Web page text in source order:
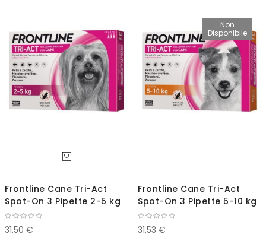
Frontline Cane Tri-Act
Spot-On 3 Pipette 2-5 kg
31,50 €
Non
Disponibile
Frontline Cane Tri-Act
Spot-On 3 Pipette 5-10 kg
31,53 €